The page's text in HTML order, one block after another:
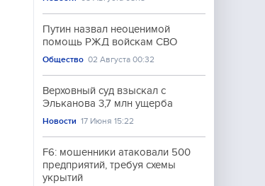
Путин назвал неоценимой
помощь РЖД войскам СВО
Общество 02 Августа 00:32
Верховный суд взыскал с
Эльканова 3,7 млн ущерба
Новости 17 Июня 15:22
F6: мошенники атаковали 500
предприятий, требуя схемы
укрытий